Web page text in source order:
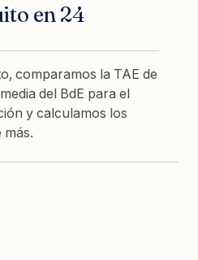
en 24
comparamos la TAE de
del BdE para el
y calculamos los
más.